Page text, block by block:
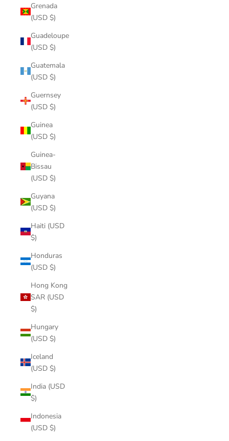
Grenada
(USD $)
Guadeloupe
(USD $)
Guatemala
(USD $)
Guernsey
(USD $)
Guinea
(USD $)
Guinea-
Bissau
(USD $)
Guyana
(USD $)
Haiti (USD
$)
Honduras
(USD $)
Hong Kong
SAR (USD
$)
Hungary
(USD $)
Iceland
(USD $)
India (USD
$)
Indonesia
(USD $)